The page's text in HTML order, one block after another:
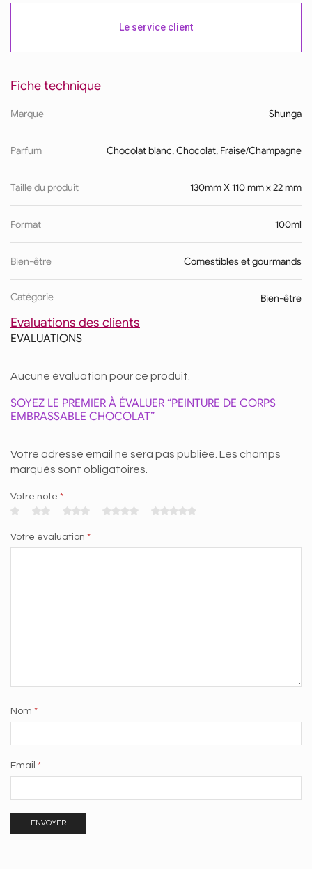
Le service client
Fiche technique
Marque Shunga
Parfum Chocolat blanc,Chocolat, Fraise/Champagne
Taille du produit 130mm X 110 mm x 22 mm
Format 100ml
Bien-être Comestibles et gourmands
Catégorie Bien-être
Evaluations des clients
EVALUATIONS
Aucune évaluation pour ce produit.
SOYEZ LE PREMIER À ÉVALUER “PEINTURE DE CORPS
EMBRASSABLE CHOCOLAT”
Votre adresse email ne sera pas publiée. Les champs
marqués sont obligatoires.
Votre note *
Votre évaluation *
Nom *
Email *